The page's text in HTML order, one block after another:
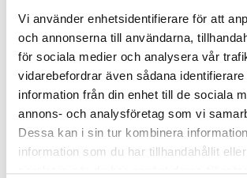
Vi använder enhetsidentifierare för att
och annonserna till användarna,
för sociala medier och analysera vår
vidarebefordrar även sådana
information från din enhet till de sociala
annons- och analysföretag som vi
Dessa kan i sin tur kombinera
information som du har tillhandahållit
samlat in när du har använt deras
3499 kr 2799 kr